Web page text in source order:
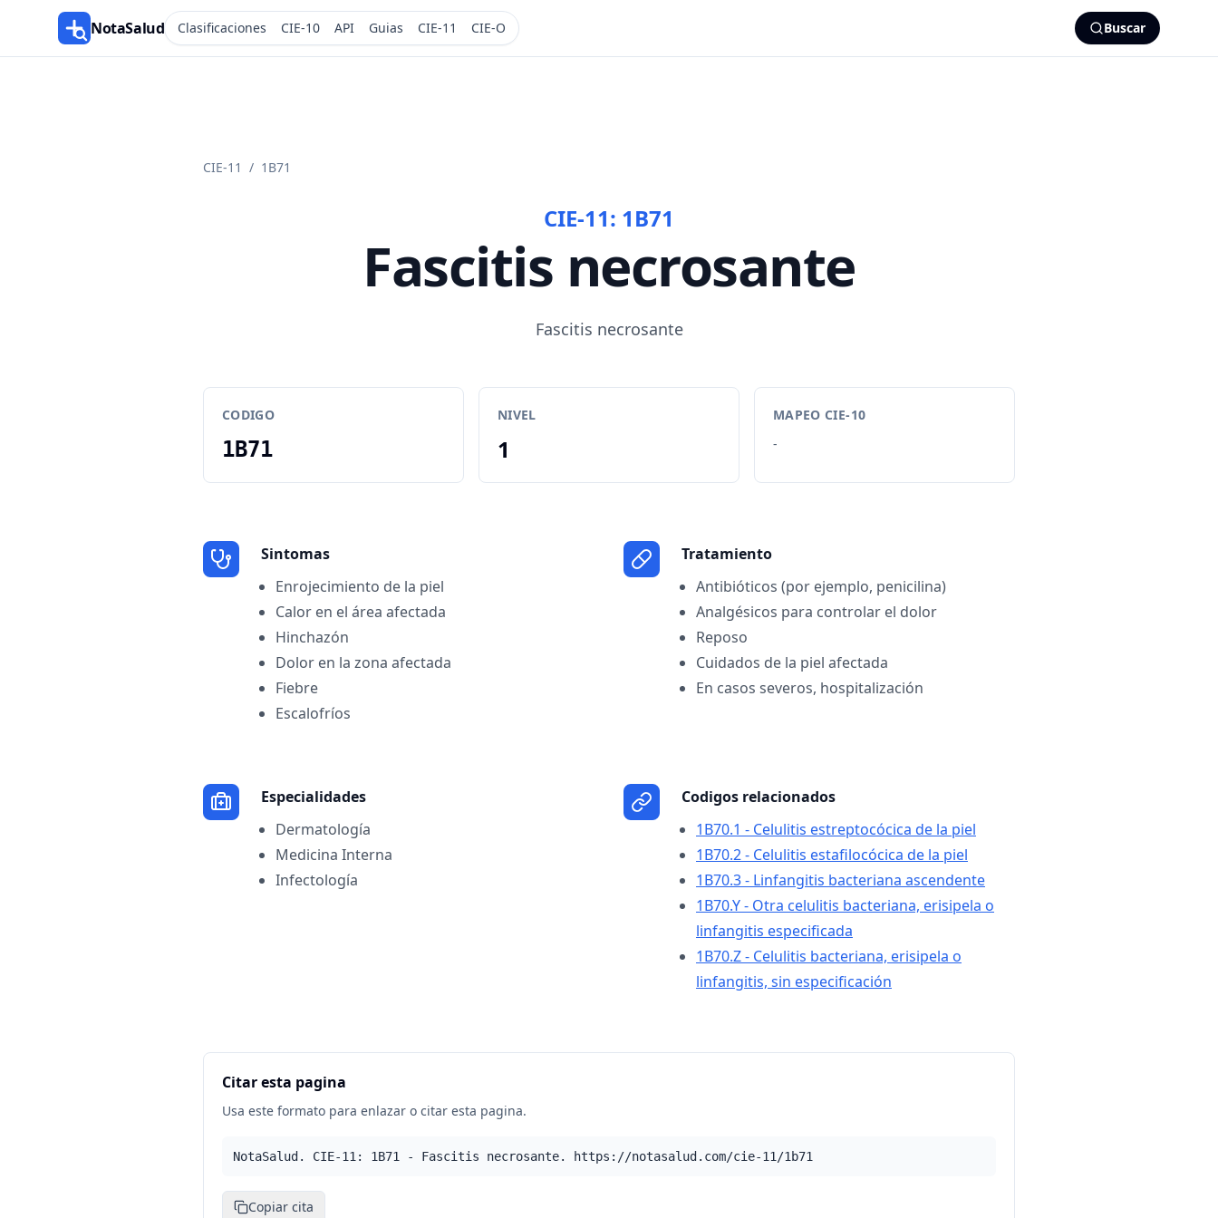
NotaSalud Clasificaciones CIE-10 API Guias CIE-11 CIE-O Buscar
CIE-11 / 1B71
CIE-11: 1B71
Fascitis necrosante
Fascitis necrosante
CODIGO
1B71
NIVEL
1
MAPEO CIE-10
-
Sintomas
Enrojecimiento de la piel
Calor en el área afectada
Hinchazón
Dolor en la zona afectada
Fiebre
Escalofríos
Tratamiento
Antibióticos (por ejemplo, penicilina)
Analgésicos para controlar el dolor
Reposo
Cuidados de la piel afectada
En casos severos, hospitalización
Especialidades
Dermatología
Medicina Interna
Infectología
Codigos relacionados
1B70.1 - Celulitis estreptocócica de la piel
1B70.2 - Celulitis estafilocócica de la piel
1B70.3 - Linfangitis bacteriana ascendente
1B70.Y - Otra celulitis bacteriana, erisipela o
linfangitis especificada
1B70.Z - Celulitis bacteriana, erisipela o
linfangitis, sin especificación
Citar esta pagina
Usa este formato para enlazar o citar esta pagina.
NotaSalud. CIE-11: 1B71 - Fascitis necrosante. https://notasalud.com/cie-11/1b71
Copiar cita